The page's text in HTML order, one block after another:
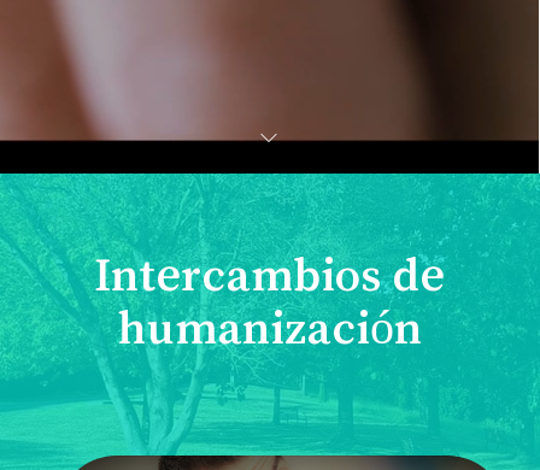
Intercambios de
humanización